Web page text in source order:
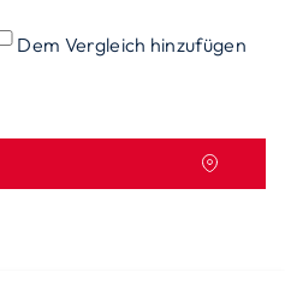
Dem Vergleich hinzufügen